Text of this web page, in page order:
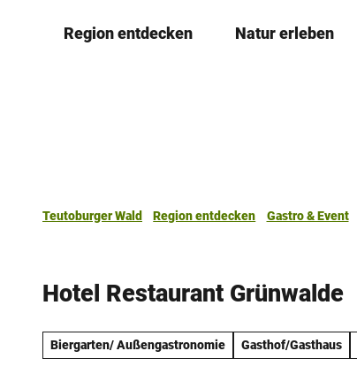
Region entdecken Natur erleben
Teutoburger Wald Region entdecken Gastro & Event
Hotel Restaurant Grünwalde
Biergarten/ Außengastronomie Gasthof/Gasthaus